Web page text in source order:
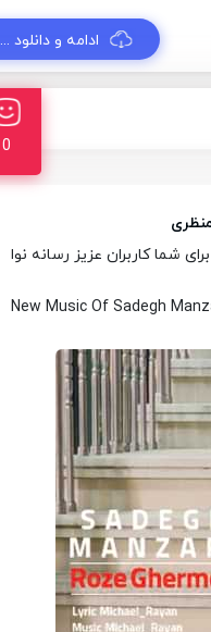
ادامه و دانلود ...
0
شما کاربران عزیز رسانه نوا
New Music Of Sadegh